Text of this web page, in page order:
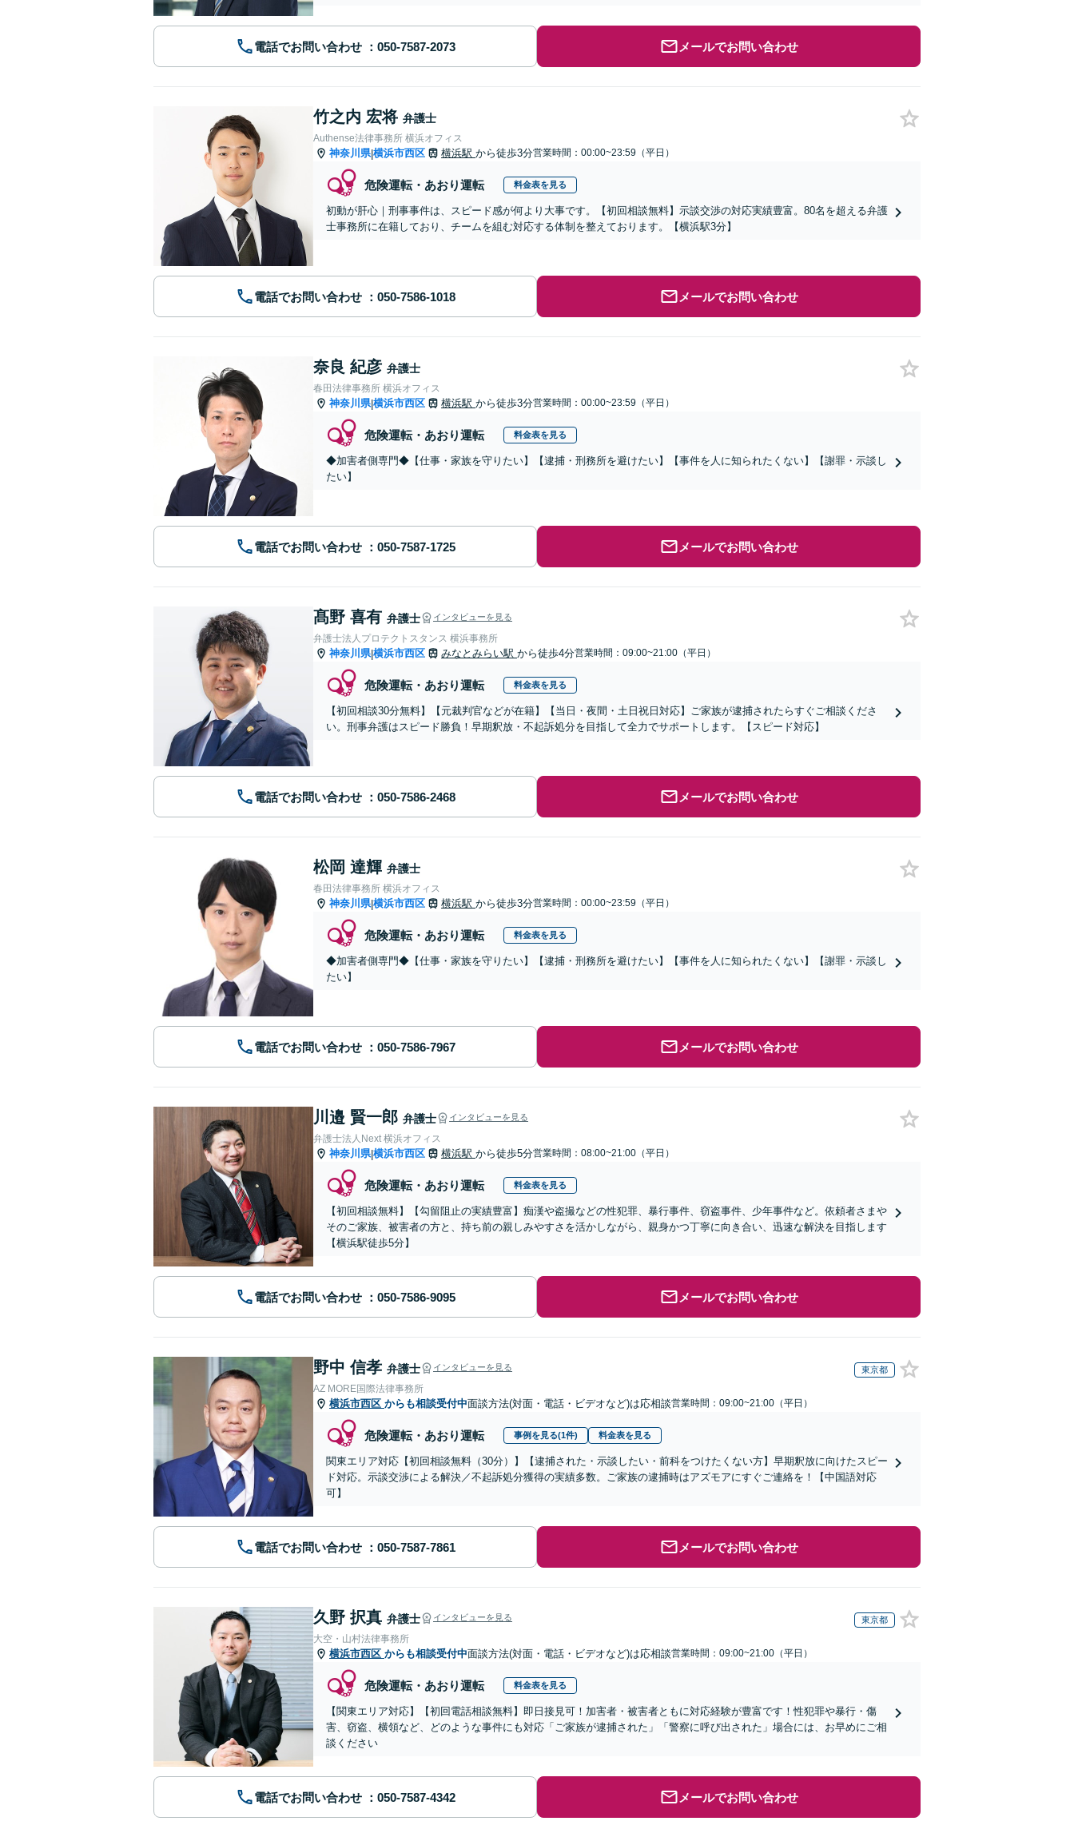
電話でお問い合わせ メールでお問い合わせ
竹之内 宏将 弁護士
Authense法律事務所 横浜オフィス
神奈川県|横浜市西区 横浜駅 から徒歩3分営業時間：00:00~23:59（平日）
危険運転・あおり運転 料金表を見る
初動が肝心｜刑事事件は、スピード感が何より大事です。【初回相談無料】示談交渉の対応実績豊富。80名を超える弁護
士事務所に在籍しており、チームを組む対応する体制を整えております。【横浜駅3分】
電話でお問い合わせ メールでお問い合わせ
奈良 紀彦 弁護士
春田法律事務所 横浜オフィス
神奈川県|横浜市西区 横浜駅 から徒歩3分営業時間：00:00~23:59（平日）
危険運転・あおり運転 料金表を見る
◆加害者側専門◆【仕事・家族を守りたい】【逮捕・刑務所を避けたい】【事件を人に知られたくない】【謝罪・示談し
たい】
電話でお問い合わせ メールでお問い合わせ
髙野 喜有 弁護士 インタビューを見る
弁護士法人プロテクトスタンス 横浜事務所
神奈川県|横浜市西区 みなとみらい駅 から徒歩4分営業時間：09:00~21:00（平日）
危険運転・あおり運転 料金表を見る
【初回相談30分無料】【元裁判官などが在籍】【当日・夜間・土日祝日対応】ご家族が逮捕されたらすぐご相談くださ
い。刑事弁護はスピード勝負！早期釈放・不起訴処分を目指して全力でサポートします。【スピード対応】
電話でお問い合わせ メールでお問い合わせ
松岡 達輝 弁護士
春田法律事務所 横浜オフィス
神奈川県|横浜市西区 横浜駅 から徒歩3分営業時間：00:00~23:59（平日）
危険運転・あおり運転 料金表を見る
◆加害者側専門◆【仕事・家族を守りたい】【逮捕・刑務所を避けたい】【事件を人に知られたくない】【謝罪・示談し
たい】
電話でお問い合わせ メールでお問い合わせ
川邉 賢一郎 弁護士 インタビューを見る
弁護士法人Next 横浜オフィス
神奈川県|横浜市西区 横浜駅 から徒歩5分営業時間：08:00~21:00（平日）
危険運転・あおり運転 料金表を見る
【初回相談無料】【勾留阻止の実績豊富】痴漢や盗撮などの性犯罪、暴行事件、窃盗事件、少年事件など。依頼者さまや
そのご家族、被害者の方と、持ち前の親しみやすさを活かしながら、親身かつ丁寧に向き合い、迅速な解決を目指します
【横浜駅徒歩5分】
電話でお問い合わせ メールでお問い合わせ
野中 信孝 弁護士 インタビューを見る 東京都
AZ MORE国際法律事務所
横浜市西区 からも相談受付中面談方法(対面・電話・ビデオなど)は応相談営業時間：09:00~21:00（平日）
危険運転・あおり運転 事例を見る(1件) 料金表を見る
関東エリア対応【初回相談無料（30分）】【逮捕された・示談したい・前科をつけたくない方】早期釈放に向けたスピー
ド対応。示談交渉による解決／不起訴処分獲得の実績多数。ご家族の逮捕時はアズモアにすぐご連絡を！【中国語対応
可】
電話でお問い合わせ メールでお問い合わせ
久野 択真 弁護士 インタビューを見る 東京都
大空・山村法律事務所
横浜市西区 からも相談受付中面談方法(対面・電話・ビデオなど)は応相談営業時間：09:00~21:00（平日）
危険運転・あおり運転 料金表を見る
【関東エリア対応】【初回電話相談無料】即日接見可！加害者・被害者ともに対応経験が豊富です！性犯罪や暴行・傷
害、窃盗、横領など、どのような事件にも対応「ご家族が逮捕された」「警察に呼び出された」場合には、お早めにご相
談ください
電話でお問い合わせ メールでお問い合わせ